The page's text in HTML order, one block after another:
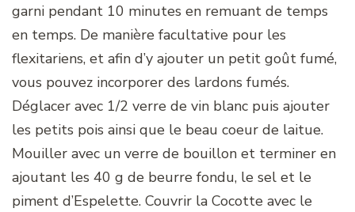
garni pendant 10 minutes en remuant de temps
en temps. De manière facultative pour les
flexitariens, et afin d’y ajouter un petit goût fumé,
vous pouvez incorporer des lardons fumés.
Déglacer avec 1/2 verre de vin blanc puis ajouter
les petits pois ainsi que le beau coeur de laitue.
Mouiller avec un verre de bouillon et terminer en
ajoutant les 40 g de beurre fondu, le sel et le
piment d’Espelette. Couvrir la Cocotte avec le